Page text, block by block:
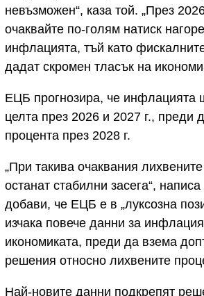
невъзможен“, каза той. „През
очаквайте по-голям натиск
инфлацията, тъй като
дадат скромен тласък на
ЕЦБ прогнозира, че инфлацията
целта през 2026 и 2027 г., преди
процента през 2028 г.
„При такива очаквания
останат стабилни засега“,
добави, че ЕЦБ е в „луксозна
изчака повече данни за
икономиката, преди да взема
решения относно лихвените
Най-новите данни подкрепят